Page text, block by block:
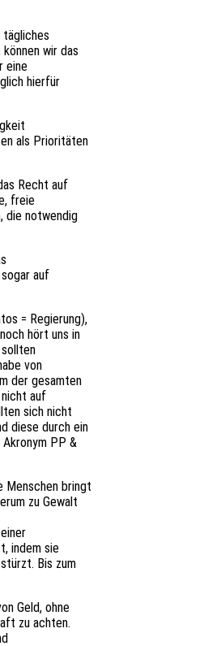
wir das
eine
hier­für
als Prio­ri­tä­ten
Recht auf
freie
die notwen­dig
auf
= Regie­rung),
hört uns in
von
der gesam­ten
auf
sich nicht
diese durch ein
PP &
Menschen bringt
zu Gewalt
indem sie
Bis zum
Geld, ohne
zu achten.